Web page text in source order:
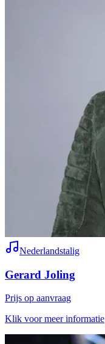
Nederlandstalig
Gerard Joling
Prijs op aanvraag
Klik voor meer informatie